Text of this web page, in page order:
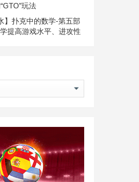
玩法
】扑克中的数学-第五部
提高游戏水平、进攻性